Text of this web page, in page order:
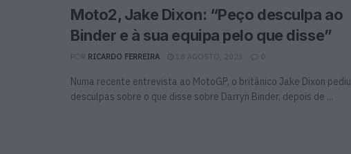
Moto2, Jake Dixon: “Peço desculpa ao
Binder e à sua equipa pelo que disse”
RICARDO FERREIRA 18 AGOSTO, 2023 0
Numa recente entrevista ao MotoGP, o britânico Jake Dixon pediu
desculpas sobre o que disse sobre Darryn Binder, depois de ...